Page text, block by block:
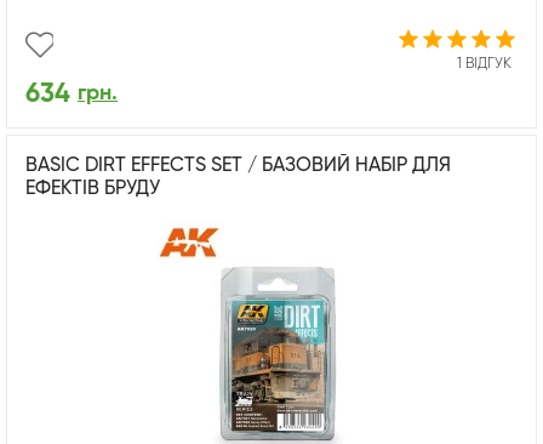
1 ВІДГУК
634 грн.
BASIC DIRT EFFECTS SET / БАЗОВИЙ НАБІР ДЛЯ
ЕФЕКТІВ БРУДУ